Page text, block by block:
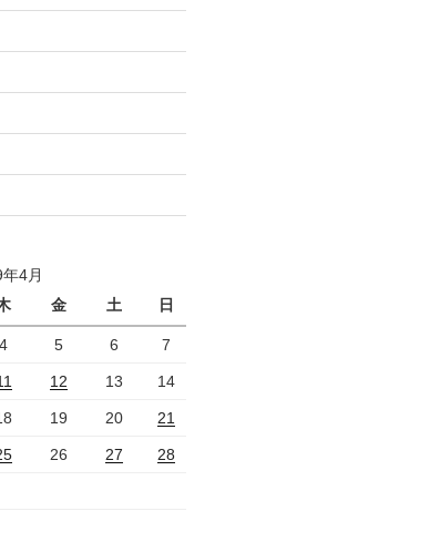
4月
金 土 日
4 5 6 7
12 13 14
19 20 21
26 27 28